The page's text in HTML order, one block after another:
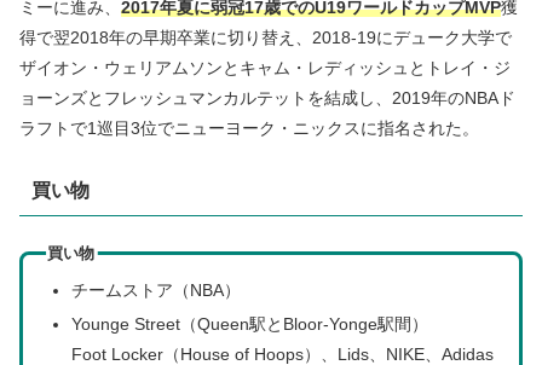
ミーに進み、 2017年夏に弱冠17歳でのU19ワールドカップMVP獲
得で翌2018年の早期卒業に切り替え、2018-19にデューク大学で
ザイオン・ウェリアムソンとキャム・レディッシュとトレイ・ジ
ョーンズとフレッシュマンカルテットを結成し、2019年のNBAド
ラフトで1巡目3位でニューヨーク・ニックスに指名された。
買い物
買い物
チームストア（NBA）
Younge Street（Queen駅とBloor-Yonge駅間）
Foot Locker（House of Hoops）、Lids、NIKE、Adidas